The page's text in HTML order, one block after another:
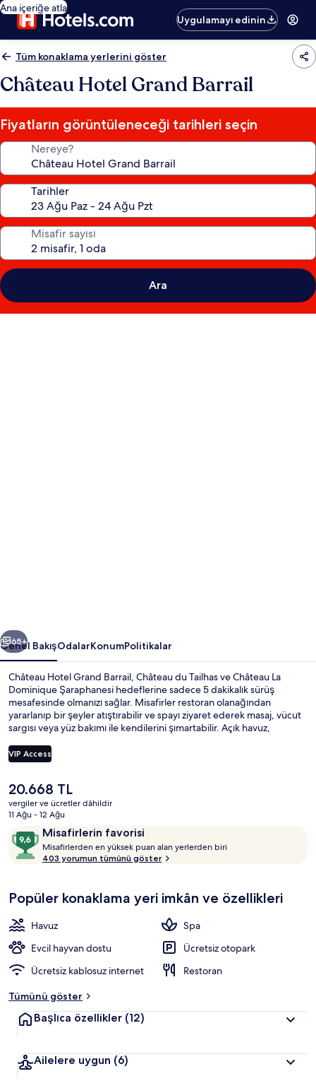
Ana içeriğe atla
Uygulamayı edinin
Tüm konaklama yerlerini göster
Château Hotel Grand Barrail
Fiyatların görüntüleneceği tarihleri seçin
Nereye?
Tarihler
Misafir sayısı
Ara
Sonraki
65+
Genel BakışOdalarKonumPolitikalar
Château Hotel Grand Barrail, Château du Tailhas ve Château La
Dominique Şaraphanesi hedeflerine sadece 5 dakikalık sürüş
mesafesinde olmanızı sağlar. Misafirler restoran olanağından
yararlanıp bir şeyler atıştırabilir ve spayı ziyaret ederek masaj, vücut
sargısı veya yüz bakımı ile kendilerini şımartabilir. Açık havuz,
öne çıkan özellikler arasındadır. Misafirler yardıma hazır personel ve
konaklama yerinin genel durumu ile ilgili harika yorumlarda
VIP Access
Şu
anki
fiyat
20.668 TL
vergiler ve ücretler dâhildir
11 Ağu - 12 Ağu
YorumlarMisafirlerin favorisi
10
üzerinden
9,6,
favorisi
Misafirlerden en yüksek puan alan yerlerden biri
f
e
403 yorumun tümünü göster
Popüler konaklama yeri imkân ve özellikleri
Havuz
Spa
Evcil hayvan dostu
Ücretsiz otopark
Ücretsiz kablosuz internet
Restoran
Tümünü göster
Başlıca özellikler (12)
Ailelere uygun (6)